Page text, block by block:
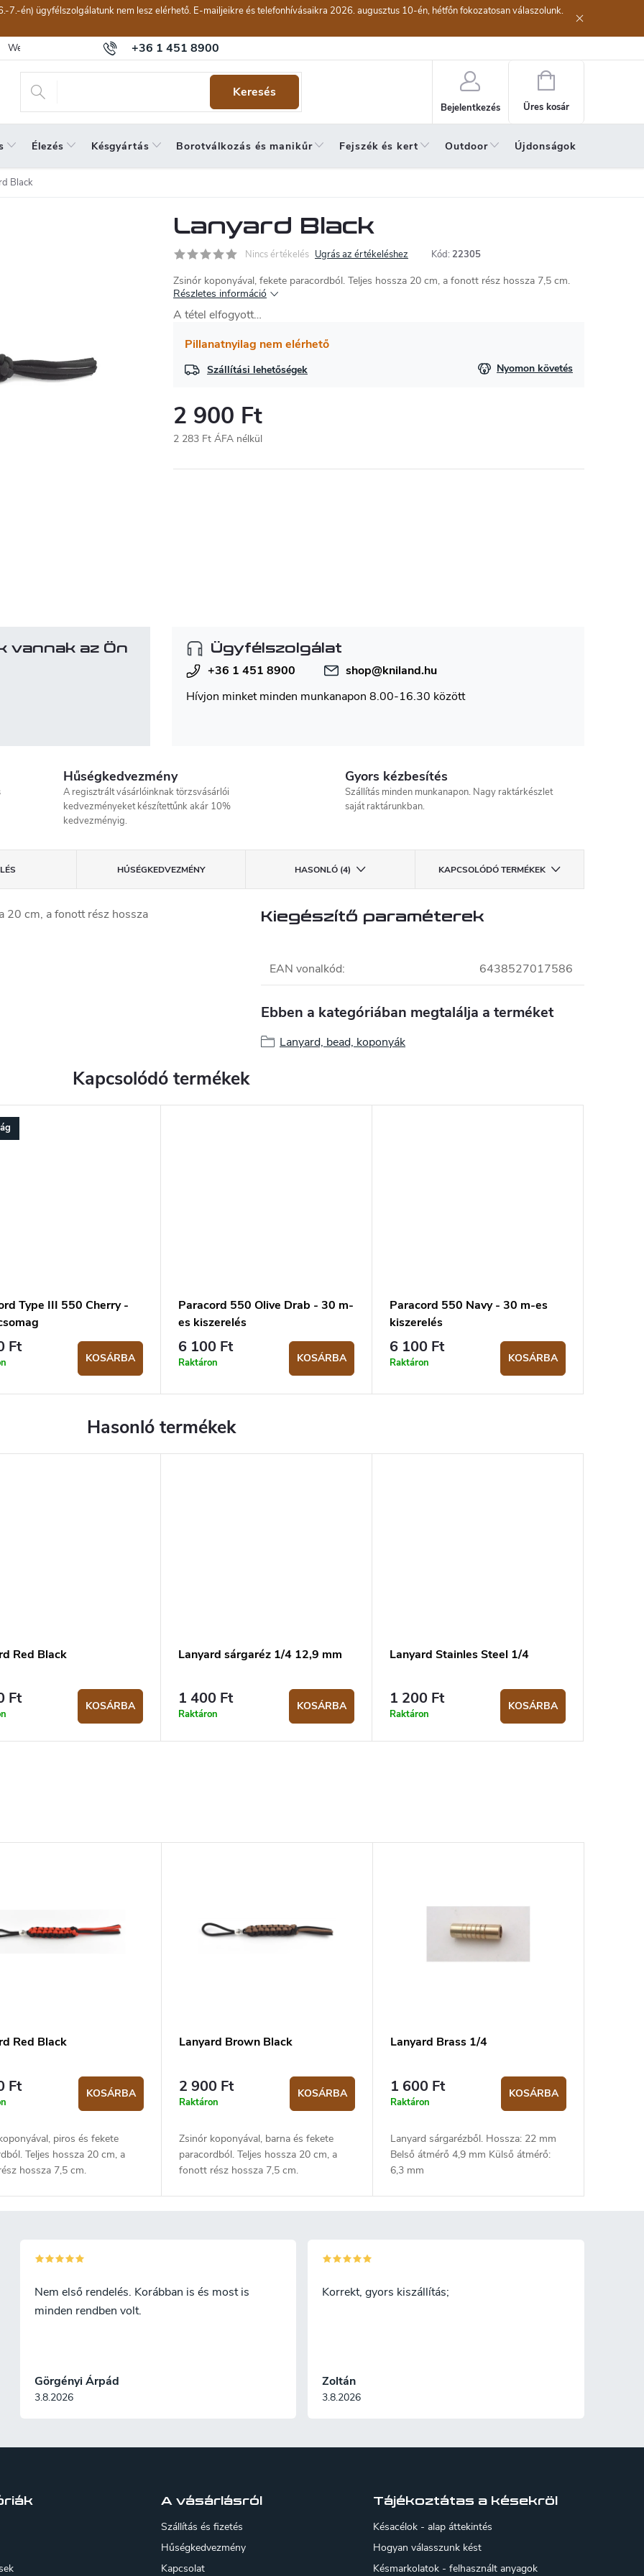
7.-én) ügyfélszolgálatunk nem lesz elérhető. E-mailjeikre és telefonhívásaikra 2026. augusztus 10-én, hétfőn fokozatosan válaszolunk.
+36 1 451 8900
Webáruház értékelése Általános szerződési feltételek
Keresés
Bejelentkezés
Kosár
Üres kosár
Élezés Késgyártás Borotválkozás és manikűr Fejszék és kert Outdoor Újdonságok
Black
Lanyard Black
Nincs értékelés Ugrás az értékeléshez Kód: 22305
Zsinór koponyával, fekete paracordból. Teljes hossza 20 cm, a fonott rész hossza 7,5 cm.
Részletes információ
A tétel elfogyott…
Pillanatnyilag nem elérhető
Szállítási lehetőségek Nyomon követés
2 900 Ft
2 283 Ft ÁFA nélkül
vannak az Ön
Ügyfélszolgálat
+36 1 451 8900
shop@kniland.hu
Hívjon minket minden munkanapon 8.00-16.30 között
Hűségkedvezmény
A regisztrált vásárlóinknak törzsvásárlói
kedvezményeket készítettűnk akár 10%
kedvezményig.
Gyors kézbesítés
Szállítás minden munkanapon. Nagy raktárkészlet
saját raktárunkban.
HŰSÉGKEDVEZMÉNY HASONLÓ (4) KAPCSOLÓDÓ TERMÉKEK
20 cm, a fonott rész hossza
Kiegészítő paraméterek
EAN vonalkód: 6438527017586
Ebben a kategóriában megtalálja a terméket
Lanyard, bead, koponyák
Kapcsolódó termékek
Type III 550 Cherry -
Ft
KOSÁRBA
Paracord 550 Olive Drab - 30 m-
es kiszerelés
6 100 Ft
Raktáron KOSÁRBA
Paracord 550 Navy - 30 m-es
kiszerelés
6 100 Ft
Raktáron KOSÁRBA
Red Black
Ft KOSÁRBA
Lanyard sárgaréz 1/4 12,9 mm
1 400 Ft
Raktáron
KOSÁRBA
Lanyard Stainles Steel 1/4
1 200 Ft
Raktáron
KOSÁRBA
Red Black
Ft KOSÁRBA
piros és fekete
Teljes hossza 20 cm, a
hossza 7,5 cm.
Lanyard Brown Black
2 900 Ft
Raktáron
KOSÁRBA
Zsinór koponyával, barna és fekete
paracordból. Teljes hossza 20 cm, a
fonott rész hossza 7,5 cm.
Lanyard Brass 1/4
1 600 Ft
Raktáron
KOSÁRBA
Lanyard sárgarézből. Hossza: 22 mm
Belső átmérő 4,9 mm Külső átmérő:
6,3 mm
Görgényi Árpád
3.8.2026
Nem első rendelés. Korábban is és most is
minden rendben volt.
Zoltán
3.8.2026
Korrekt, gyors kiszállítás;
A vásárlásról
Szállítás és fizetés
Hűségkedvezmény
Kapcsolat
Tájékoztátas a késekröl
Késacélok - alap áttekintés
Hogyan válasszunk kést
Késmarkolatok - felhasznált anyagok